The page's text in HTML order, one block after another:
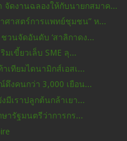
จัดงานฉลองให้กับนายกสมาค...
ศาสตร์การแพทย์ชุมชน” ห...
วนจัดอันดับ ‘สาลิกาดง...
มเขี้ยวเล็บ SME ลุ...
เทียมไดนามิกส์เอสเ...
ดึงคนกว่า 3,000 เยือน...
เราปลูกต้นกล้าเยา...
รัฐมนตรีว่าการกร...